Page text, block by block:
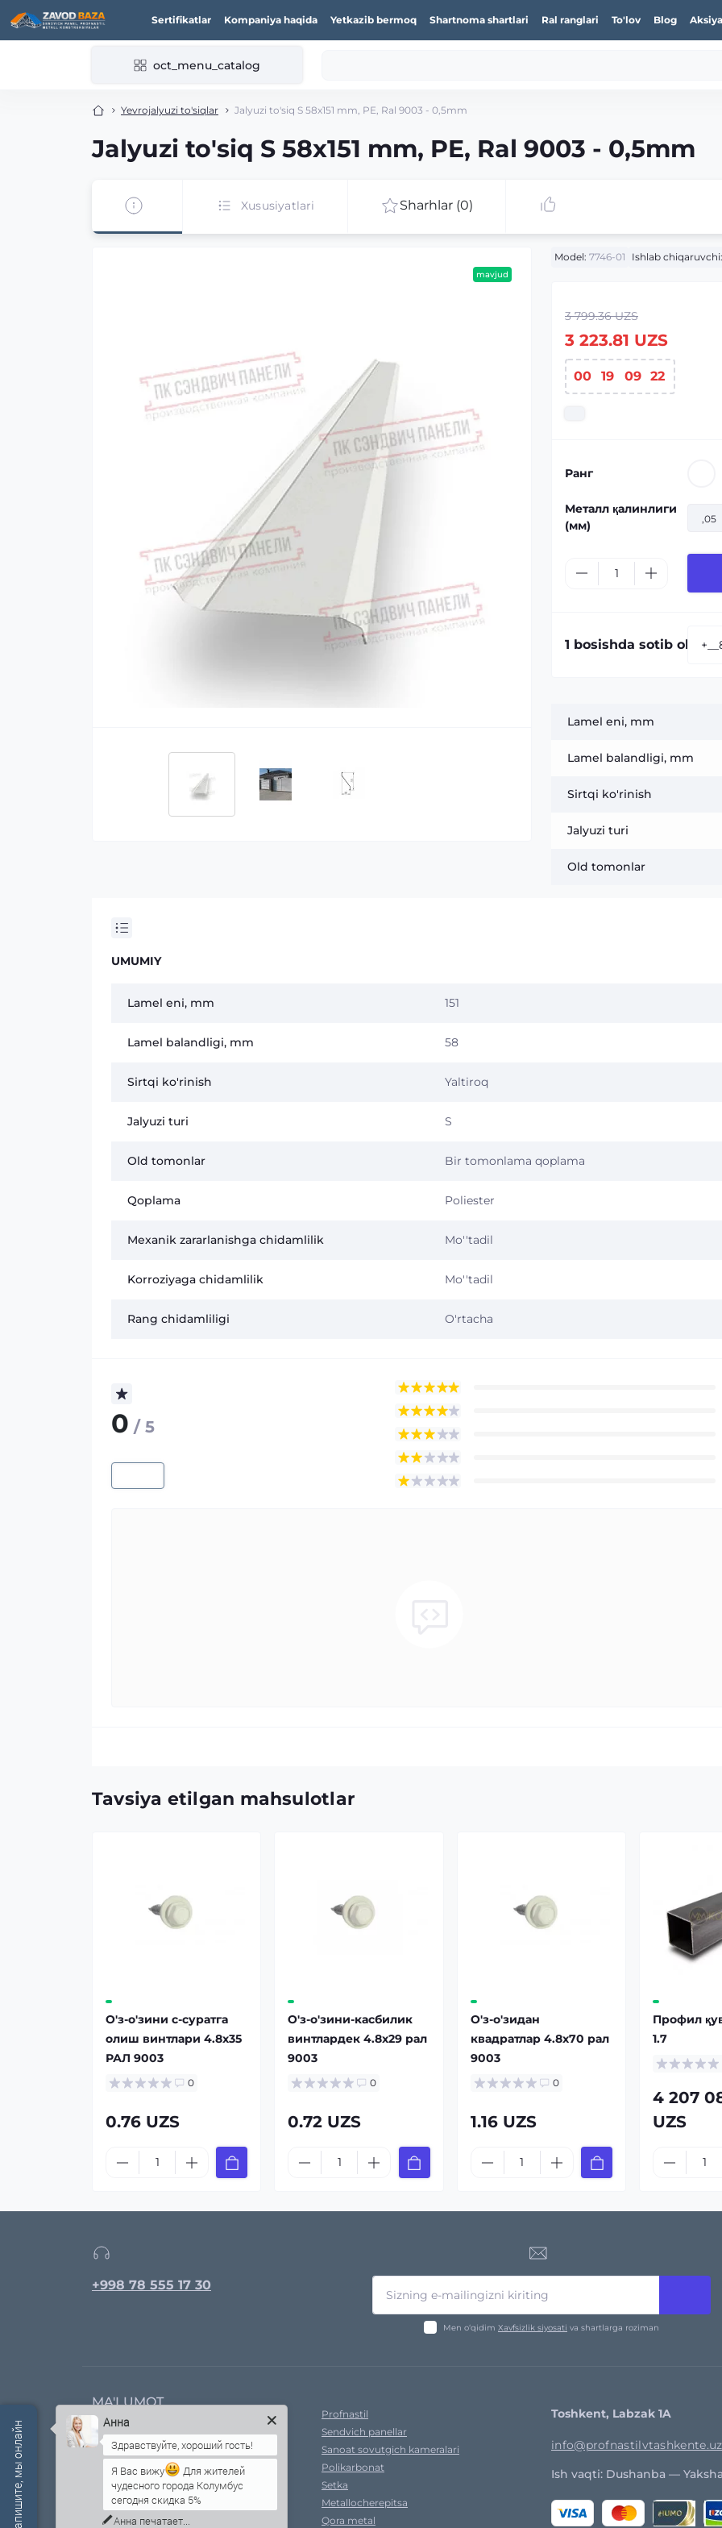
Sertifikatlar Kompaniya haqida Yetkazib bermoq Shartnoma shartlari Ral ranglari To'lov Blog
oct_menu_catalog
Yevrojalyuzi to'siqlar Jalyuzi to'siq S 58х151 mm, PE, Ral 9003 - 0,5mm
Jalyuzi to'siq S 58х151 mm, PE, Ral 9003 - 0,5mm
Xususiyatlari Sharhlar (0)
mavjud
Model: 7746-01 Ishlab chiqaruvchi:
3 799.36 UZS
3 223.81 UZS
00 19 09 22
Ранг
Металл қалинлиги
(мм)
,05
1 bosishda sotib olish:
Lamel eni, mm
Lamel balandligi, mm
Sirtqi ko'rinish
Jalyuzi turi
Old tomonlar
UMUMIY
Lamel eni, mm 151
Lamel balandligi, mm 58
Sirtqi ko'rinish Yaltiroq
Jalyuzi turi S
Old tomonlar Bir tomonlama qoplama
Qoplama Poliester
Mexanik zararlanishga chidamlilik Mo''tadil
Korroziyaga chidamlilik Mo''tadil
Rang chidamliligi O'rtacha
0 / 5
Tavsiya etilgan mahsulotlar
О'з-о'зини с-суратга
олиш винтлари 4.8x35
РАЛ 9003
0
0.76 UZS
О'з-о'зини-касбилик
винтлардек 4.8x29 рал
9003
0
0.72 UZS
О'з-о'зидан
квадратлар 4.8x70 рал
9003
0
1.16 UZS
Профил
1.7
4 207
UZS
+998 78 555 17 30
Men o‘qidim Xavfsizlik siyosati va shartlarga roziman
MA'LUMOT
Kompaniya haqida
Yetkazib bermoq
Xavfsizlik siyosati
Ral ranglari
Shartnoma shartlari
To'lov
Profnastil
Sendvich panellar
Sanoat sovutgich kameralari
Polikarbonat
Setka
Metallocherepitsa
Qora metal
Toshkent, Labzak 1A
info@profnastilvtashkente.uz
Ish vaqti: Dushanba —
Анна
Я Вас вижу
Для жителей
чудесного города Колумбус
сегодня скидка 5%